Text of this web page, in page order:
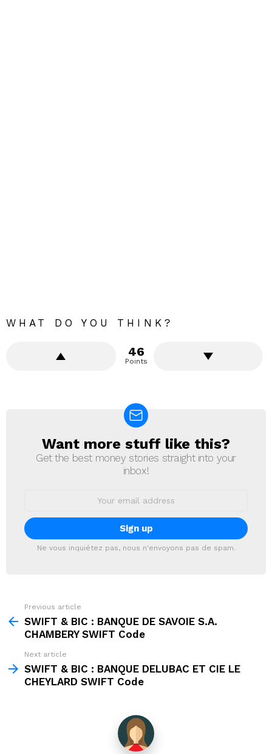
WHAT DO YOU THINK?
46
Points
NEWSLETTER
Want more stuff like this?
Get the best money stories straight into your
inbox!
Ne vous inquiétez pas, nous n'envoyons pas de spam.
more
Previous article
SWIFT & BIC : BANQUE DE SAVOIE S.A.
CHAMBERY SWIFT Code
Next article
SWIFT & BIC : BANQUE DELUBAC ET CIE LE
CHEYLARD SWIFT Code